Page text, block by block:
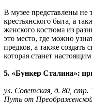
В музее представлены
крестьянского быта, а
женского костюма из
это место, где можно
предков, а также
которая станет
5. «Бункер Сталина»:
ул. Советская, д. 80, стр.
Путь от